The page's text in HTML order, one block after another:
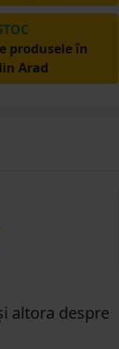
produsele în
Arad
altora despre